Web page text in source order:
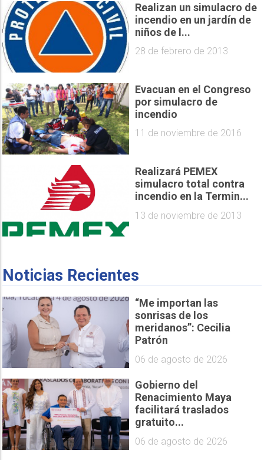
Realizan un simulacro de
incendio en un jardín de
niños de l...
28 de febrero de 2013
Evacuan en el Congreso
por simulacro de
incendio
11 de noviembre de 2016
Realizará PEMEX
simulacro total contra
incendio en la Termin...
13 de noviembre de 2013
Noticias Recientes
“Me importan las
sonrisas de los
meridanos”: Cecilia
Patrón
06 de agosto de 2026
Gobierno del
Renacimiento Maya
facilitará traslados
gratuito...
06 de agosto de 2026